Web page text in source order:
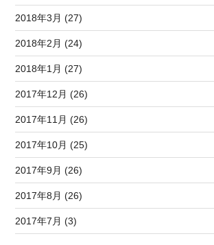
2018年3月 (27)
2018年2月 (24)
2018年1月 (27)
2017年12月 (26)
2017年11月 (26)
2017年10月 (25)
2017年9月 (26)
2017年8月 (26)
2017年7月 (3)